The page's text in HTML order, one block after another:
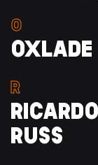
O
OXLADE
R
RUSS